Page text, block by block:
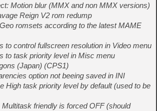
Motion blur (MMX and non MMX versions)
Reign V2 rom redump
romsets according to the latest MAME
to control fullscreen resolution in Video menu
to task priority level in Misc menu
(Japan) (CPS1)
option not beeing saved in INI
High task priority level by default (used to be
Multitask friendly is forced OFF (should